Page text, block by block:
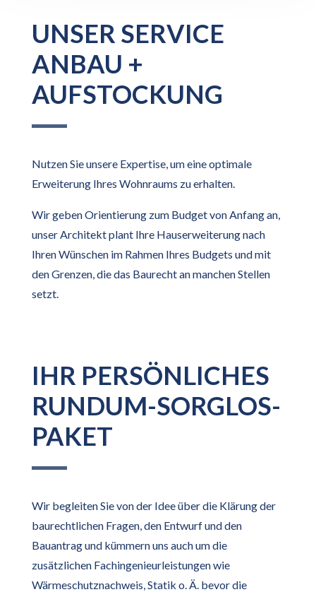
UNSER SERVICE
ANBAU +
AUFSTOCKUNG
Nutzen Sie unsere Expertise, um eine optimale
Erweiterung Ihres Wohnraums zu erhalten.
Wir geben Orientierung zum Budget von Anfang an,
unser Architekt plant Ihre Hauserweiterung nach
Ihren Wünschen im Rahmen Ihres Budgets und mit
den Grenzen, die das Baurecht an manchen Stellen
setzt.
IHR PERSÖNLICHES
RUNDUM-SORGLOS-
PAKET
Wir begleiten Sie von der Idee über die Klärung der
baurechtlichen Fragen, den Entwurf und den
Bauantrag und kümmern uns auch um die
zusätzlichen Fachingenieurleistungen wie
Wärmeschutznachweis, Statik o. Ä. bevor die